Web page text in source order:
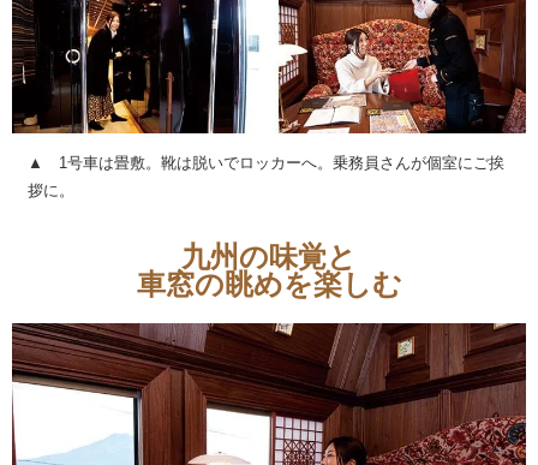
▲ 1号車は畳敷。靴は脱いでロッカーへ。乗務員さんが個室にご挨
拶に。
九州の味覚と
車窓の眺めを楽しむ